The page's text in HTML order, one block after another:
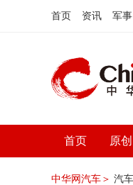
首页 资讯 军事
首页 原创
中华网汽车＞ 汽